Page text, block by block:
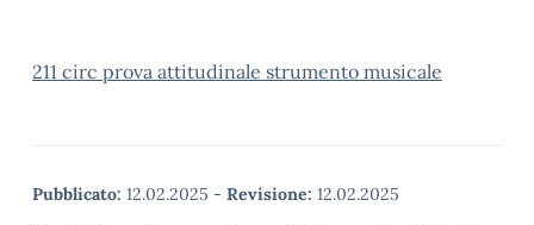
211 circ prova attitudinale strumento musicale
Pubblicato: 12.02.2025 - Revisione: 12.02.2025